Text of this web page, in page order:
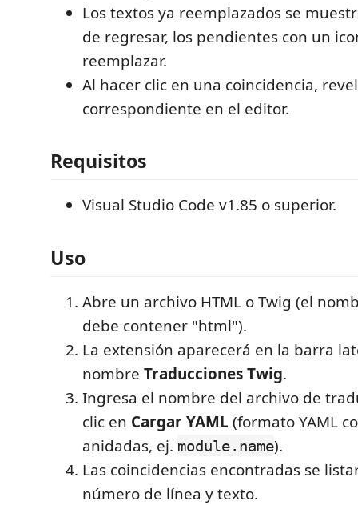
Los textos ya reemplazados se
de regresar, los pendientes con un
reemplazar.
Al hacer clic en una coincidencia,
correspondiente en el editor.
Requisitos
Visual Studio Code v1.85 o superior.
Uso
Abre un archivo HTML o Twig (el
debe contener "html").
La extensión aparecerá en la barra
nombre Traducciones Twig.
Ingresa el nombre del archivo de
clic en Cargar YAML (formato YAML
anidadas, ej. module.name).
Las coincidencias encontradas se
número de línea y texto.